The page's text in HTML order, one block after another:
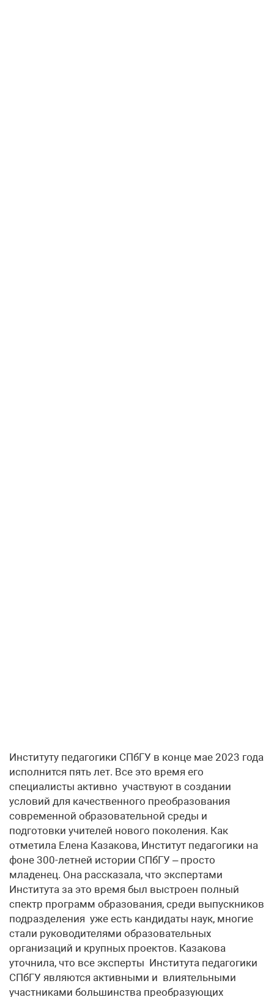
Институту педагогики СПбГУ в конце мае 2023 года
исполнится пять лет. Все это время его
специалисты активно участвуют в создании
условий для качественного преобразования
современной образовательной среды и
подготовки учителей нового поколения. Как
отметила Елена Казакова, Институт педагогики на
фоне 300-летней истории СПбГУ – просто
младенец. Она рассказала, что экспертами
Института за это время был выстроен полный
спектр программ образования, среди выпускников
подразделения уже есть кандидаты наук, многие
стали руководителями образовательных
организаций и крупных проектов. Казакова
уточнила, что все эксперты Института педагогики
СПбГУ являются активными и влиятельными
участниками большинства преобразующих